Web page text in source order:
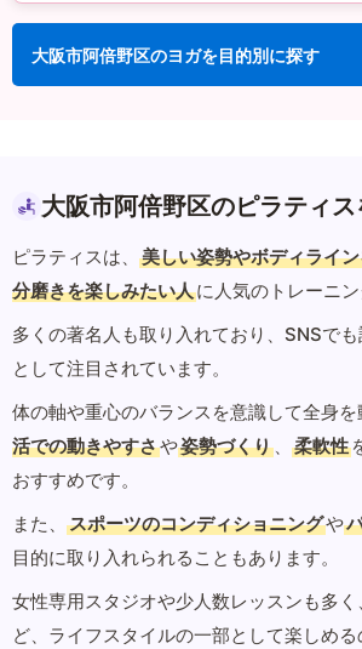
大阪市阿倍野区のヨガを目的別に探す
大阪市阿倍野区のピラティ
ピラティスは、 美しい姿勢やボディライ
分磨きを楽しみたい人に人気のトレーニン
多くの著名人も取り入れており、SNSで
として注目されています。
体の軸や重心のバランスを意識して全身を
活での動きやすさや姿勢づくり 、 柔軟性
おすすめです。
また、
スポーツのコンディショニングや
目的に取り入れられることもあります。
女性専用スタジオや少人数レッスンも多
ど、ライフスタイルの一部として楽しめる